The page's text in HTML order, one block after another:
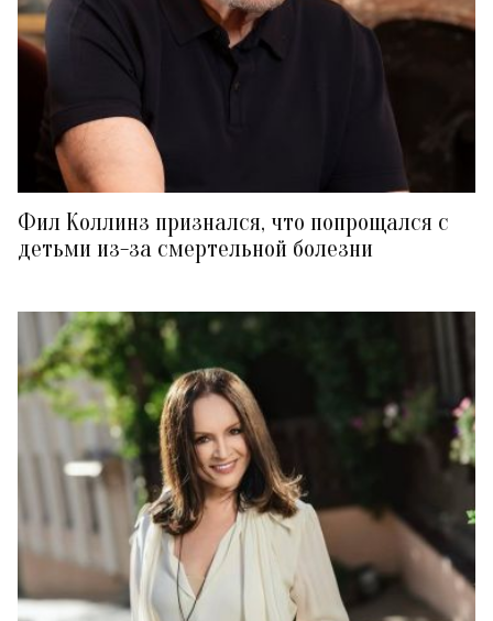
Фил Коллинз признался, что попрощался с
детьми из-за смертельной болезни